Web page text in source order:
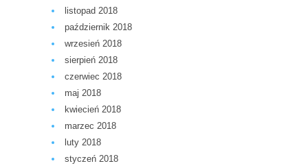
listopad 2018
październik 2018
wrzesień 2018
sierpień 2018
czerwiec 2018
maj 2018
kwiecień 2018
marzec 2018
luty 2018
styczeń 2018